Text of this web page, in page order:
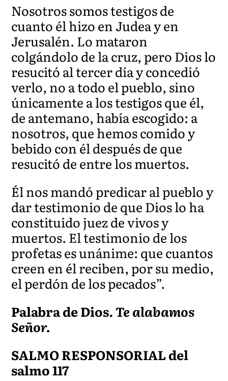
Nosotros somos testigos de
cuanto él hizo en Judea y en
Jerusalén. Lo mataron
colgándolo de la cruz, pero Dios lo
resucitó al tercer día y concedió
verlo, no a todo el pueblo, sino
únicamente a los testigos que él,
de antemano, había escogido: a
nosotros, que hemos comido y
bebido con él después de que
resucitó de entre los muertos.
Él nos mandó predicar al pueblo y
dar testimonio de que Dios lo ha
constituido juez de vivos y
muertos. El testimonio de los
profetas es unánime: que cuantos
creen en él reciben, por su medio,
el perdón de los pecados”.
Palabra de Dios.Te alabamos
Señor.
SALMO RESPONSORIALdel
salmo 117